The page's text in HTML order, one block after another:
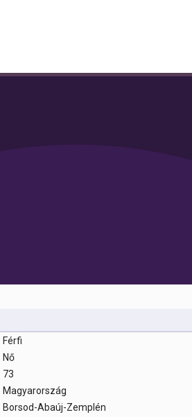
Férfi
Nő
73
Magyarország
Borsod-Abaúj-Zemplén